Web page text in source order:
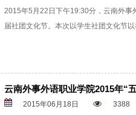
2015年5月22日下午19:30分，云南外事
届社团文化节。本次以学生社团文化节
云南外事外语职业学院2015年“
2015年06月18日
3388